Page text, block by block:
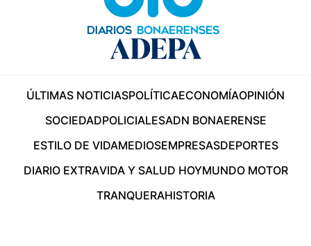
ÚLTIMAS NOTICIASPOLÍTICAECONOMÍAOPINIÓN
SOCIEDADPOLICIALESADN BONAERENSE
ESTILO DE VIDAMEDIOSEMPRESASDEPORTES
DIARIO EXTRAVIDA Y SALUD HOYMUNDO MOTOR
TRANQUERAHISTORIA